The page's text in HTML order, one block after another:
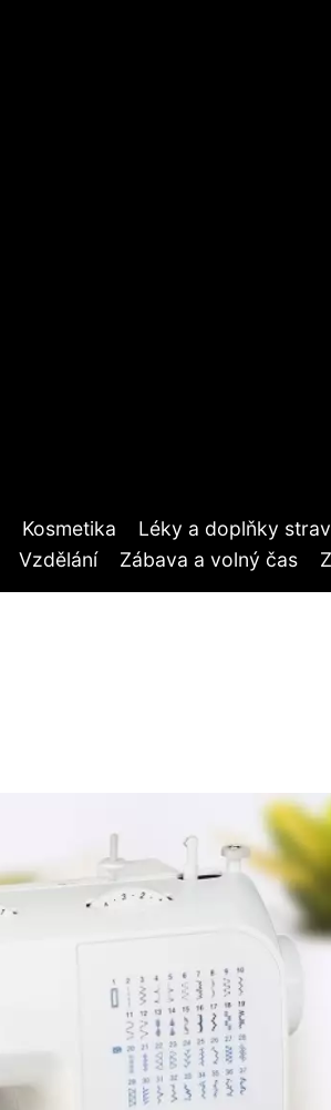
Kosmetika Léky a doplňky
Vzdělání Zábava a volný čas